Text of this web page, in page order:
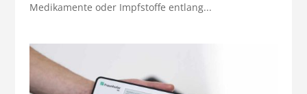
Medikamente oder Impfstoffe entlang...